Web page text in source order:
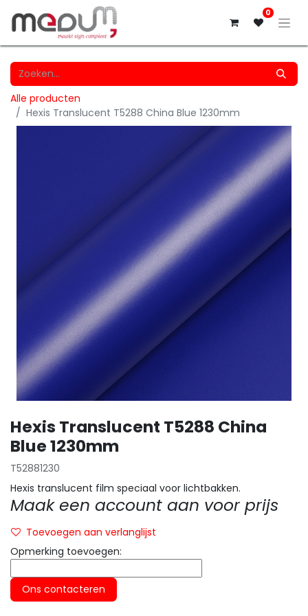
0
Alle producten
Hexis Translucent T5288 China Blue 1230mm
Hexis Translucent T5288 China
Blue 1230mm
T52881230
Hexis translucent film speciaal voor lichtbakken.
Maak een account aan voor prijs
Toevoegen aan verlanglijst
Opmerking toevoegen:
Ons contacteren